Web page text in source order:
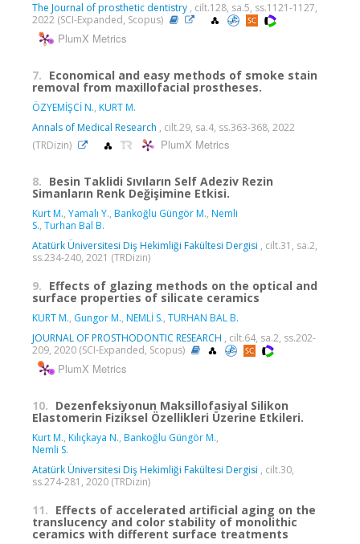
The Journal of prosthetic dentistry , cilt.128, sa.5, ss.1121-1127,
2022 (SCI-Expanded, Scopus)
PlumX Metrics
7. Economical and easy methods of smoke stain
removal from maxillofacial prostheses.
ÖZYEMİŞCİ N., KURT M.
Annals of Medical Research , cilt.29, sa.4, ss.363-368, 2022
(TRDizin)
PlumX Metrics
8. Besin Taklidi Sıvıların Self Adeziv Rezin
Simanların Renk Değişimine Etkisi.
Kurt M., Yamalı Y., Bankoğlu Güngör M., Nemli
S., Turhan Bal B.
Atatürk Üniversitesi Diş Hekimliği Fakültesi Dergisi , cilt.31, sa.2,
ss.234-240, 2021 (TRDizin)
9. Effects of glazing methods on the optical and
surface properties of silicate ceramics
KURT M., Gungor M., NEMLİ S., TURHAN BAL B.
JOURNAL OF PROSTHODONTIC RESEARCH , cilt.64, sa.2, ss.202-
209, 2020 (SCI-Expanded, Scopus)
PlumX Metrics
10. Dezenfeksiyonun Maksillofasiyal Silikon
Elastomerin Fiziksel Özellikleri Üzerine Etkileri.
Kurt M., Kılıçkaya N., Bankoğlu Güngör M.,
Nemli S.
Atatürk Üniversitesi Diş Hekimliği Fakültesi Dergisi , cilt.30,
ss.274-281, 2020 (TRDizin)
11. Effects of accelerated artificial aging on the
translucency and color stability of monolithic
ceramics with different surface treatments